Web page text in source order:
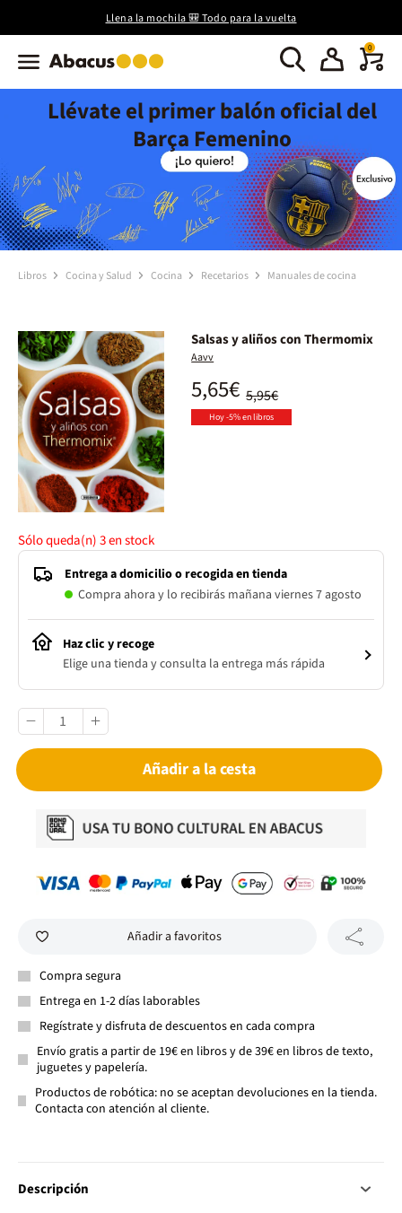
Llena la mochila 🎒 Todo para la vuelta
0
Llévate el primer balón oficial del
Barça Femenino
Libros Cocina y Salud Cocina Recetarios Manuales de cocina
Salsas y aliños con Thermomix
Aavv
5,95€
5,65€
Hoy -5% en libros
Sólo queda(n)3en stock
Entrega a domicilio o recogida en tienda
Compra ahora y lo recibirás mañana viernes 7 agosto
Haz clic y recoge
Elige una tienda y consulta la entrega más rápida
Añadir a la cesta
Añadir a favoritos
Compra segura
Entrega en 1-2 días laborables
Regístrate y disfruta de descuentos en cada compra
Envío gratis a partir de 19€ en libros y de 39€ en libros de texto,
juguetes y papelería.
Productos de robótica: no se aceptan devoluciones en la tienda.
Contacta con atención al cliente.
Descripción